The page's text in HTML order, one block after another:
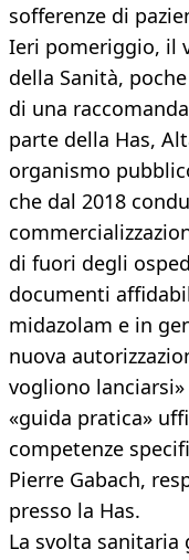
sofferenze di
Ieri pomeriggio, il
della Sanità,
di una
parte della Has,
organismo
che dal 2018
di fuori degli
documenti
midazolam e in
nuova
vogliono
«guida pratica»
competenze
Pierre Gabach,
presso la Has.
La svolta sanitaria